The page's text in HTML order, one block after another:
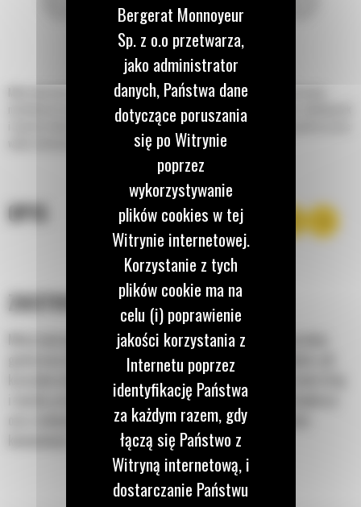
Młoty hydrauliczne Cat®, przeznaczone do ładowarek o sterowaniu burtowym,
miniładowarek gąsienicowych, kompaktowych ładowarek gąsienicowych, minikoparek
i koparko-ładowarek, umożliwiają rozbijanie z maksymalną wydajnością podczas prac
wyburzeniowych, budowlanych i drogowych.
OPIS
ZASTOSOWANIE
Młoty hydrauliczne Cat® B nadają się do stosowania w szerokiej
gamie prac budowlanych i lekkich prac wyburzeniowych takich, jak
kruszenie chodników, podjazdów oraz krawężników, nawierzchni dróg
i murów, przygotowywanie placów budów i kształtowanie krajobrazu
oraz rozbijanie zamrożonego gruntu w celu naprawy instalacji
Bergerat Monnoyeur
Sp. z o.o przetwarza,
jako administrator
danych, Państwa dane
dotyczące poruszania
się po Witrynie
poprzez
wykorzystywanie
plików cookies w tej
Witrynie internetowej.
Korzystanie z tych
plików cookie ma na
celu (i) poprawienie
jakości korzystania z
Internetu poprzez
identyfikację Państwa
za każdym razem, gdy
łączą się Państwo z
Witryną internetową, i
dostarczanie Państwu